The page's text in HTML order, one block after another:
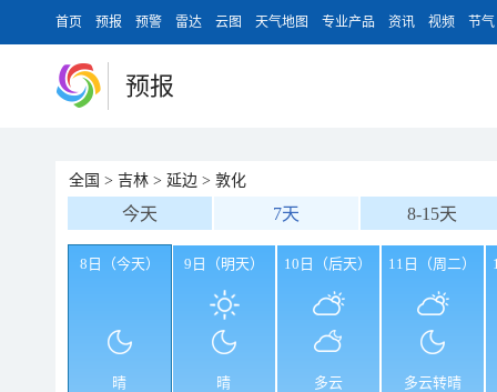
首页 预报 预警 雷达 云图 天气地图 专业产品 资讯 视频 节气
预报
全国 > 吉林 > 延边 > 敦化
今天 7天 8-15天
8日（今天）
晴
9日（明天）
晴
10日（后天）
多云
11日（周二）
多云转晴